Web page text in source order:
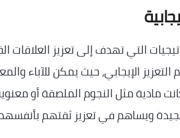
التي تهدف إلى تعزيز العلاقات
الإيجابي، حيث يمكن للآباء
مادية مثل النجوم الملصقة أو
ويساهم في تعزيز ثقتهم